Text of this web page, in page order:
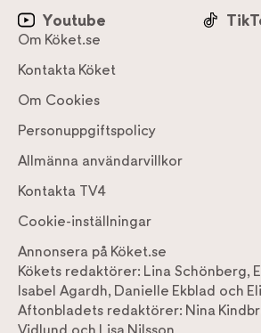
Youtube
Om Köket.se
Kontakta Köket
Om Cookies
Personuppgiftspolicy
Allmänna användarvillkor
Kontakta TV4
Cookie-inställningar
Annonsera på Köket.se
Kökets redaktörer: Lina Schönberg,
Isabel Agardh, Danielle Ekblad och
Aftonbladets redaktörer: Nina